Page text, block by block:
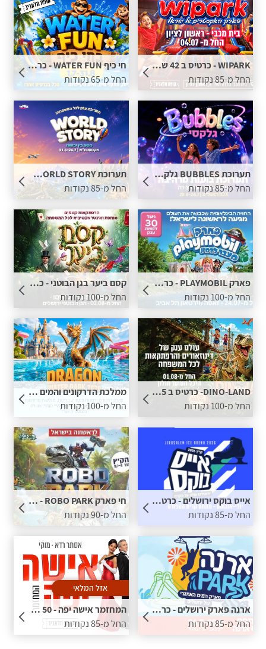
WIPARK - כרטיס ב 42 ש"ח בתוספת נקודות
החל מ-85 נקודות
חי כיף WATER FUN - כרטיס ב 49 ש"ח בתוספת נקודות
החל מ-65 נקודות
תערוכת BUBBLES גלקסי - כרטיס ב 55 ש"ח בתוספת נקודות
החל מ-85 נקודות
תערוכת WORLD STORY - כרטיס ב 55 ש"ח בתוספת נקודות
החל מ-85 נקודות
פארק PLAYMOBIL - כרטיס ב 55 ש"ח בתוספת נקודות
החל מ-100 נקודות
קסם ביער בגן הבוטני - כרטיס ב 46 ש"ח בתוספת נקודות
החל מ-100 נקודות
DINO-LAND- כרטיס ב 55 ש"ח בתוספת נקודות
החל מ-100 נקודות
ממלכת הדרקונים והמים - כרטיס ב 59 ש"ח בתוספת נקודות
החל מ-100 נקודות
אייס בוקס ירושלים - כרטיס ב 29 ש"ח בתוספת נקודות
החל מ-85 נקודות
חי פארק ROBO PARK - כרטיס ב 59 ש"ח בתוספת נקודות
החל מ-90 נקודות
ארנה פארק ירושלים - כרטיס ב 49 ש"ח בתוספת נקודות
החל מ-85 נקודות
אזל המלאי
המחזמר אישה יפה - 50 ש"ח הנחה לכרטיס בתוספת נקודות
החל מ-85 נקודות